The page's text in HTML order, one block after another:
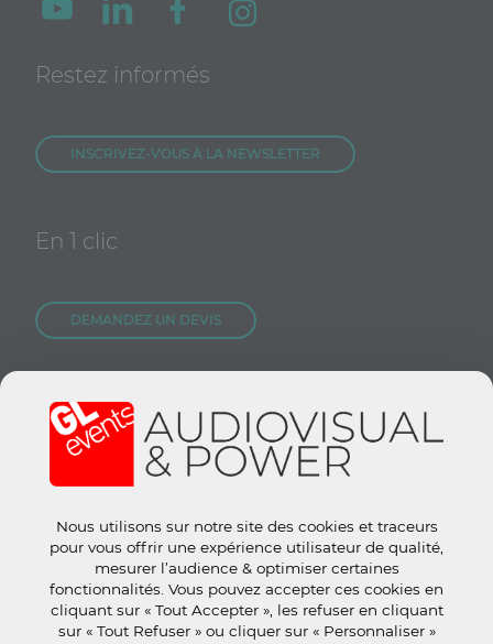
Restez informés
INSCRIVEZ-VOUS À LA NEWSLETTER
En 1 clic
DEMANDEZ UN DEVIS
NOUS REJOINDRE
CONTACTEZ-NOUS
Site groupe : www.gl-events.com
GL Store :store.gl-events.com
Nous utilisons sur notre site des cookies et traceurs
pour vous offrir une expérience utilisateur de qualité,
mesurer l’audience & optimiser certaines
fonctionnalités. Vous pouvez accepter ces cookies en
cliquant sur « Tout Accepter », les refuser en cliquant
sur « Tout Refuser » ou cliquer sur « Personnaliser »